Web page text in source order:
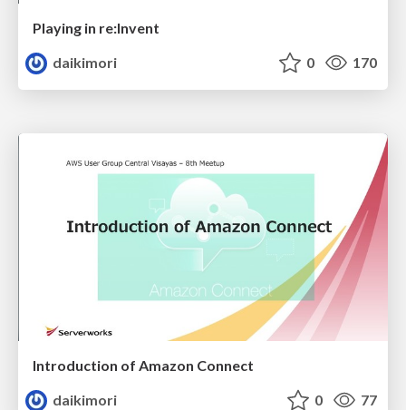
Playing in re:Invent
daikimori
0 170
Introduction of Amazon Connect
daikimori
0 77